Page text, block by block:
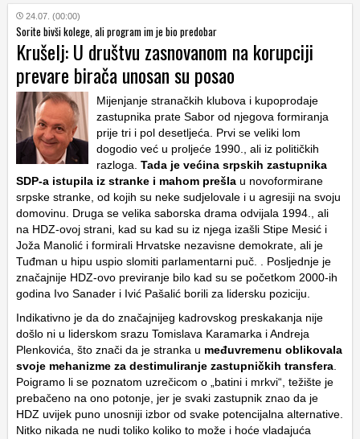
24.07. (00:00)
Sorite bivši kolege, ali program im je bio predobar
Krušelj: U društvu zasnovanom na korupciji
prevare birača unosan su posao
Mijenjanje stranačkih klubova i kupoprodaje
zastupnika prate Sabor od njegova formiranja
prije tri i pol desetljeća. Prvi se veliki lom
dogodio već u proljeće 1990., ali iz političkih
razloga. Tada je većina srpskih zastupnika
SDP-a istupila iz stranke i mahom prešla u novoformirane
srpske stranke, od kojih su neke sudjelovale i u agresiji na svoju
domovinu. Druga se velika saborska drama odvijala 1994., ali
na HDZ-ovoj strani, kad su kad su iz njega izašli Stipe Mesić i
Joža Manolić i formirali Hrvatske nezavisne demokrate, ali je
Tuđman u hipu uspio slomiti parlamentarni puč. . Posljednje je
značajnije HDZ-ovo previranje bilo kad su se početkom 2000-ih
godina Ivo Sanader i Ivić Pašalić borili za lidersku poziciju.
Indikativno je da do značajnijeg kadrovskog preskakanja nije
došlo ni u liderskom srazu Tomislava Karamarka i Andreja
Plenkovića, što znači da je stranka u međuvremenu oblikovala
svoje mehanizme za destimuliranje zastupničkih transfera
Poigramo li se poznatom uzrečicom o „batini i mrkvi“, težište je
prebačeno na ono potonje, jer je svaki zastupnik znao da je
HDZ uvijek puno unosniji izbor od svake potencijalna alternative.
Nitko nikada ne nudi toliko koliko to može i hoće vladajuća